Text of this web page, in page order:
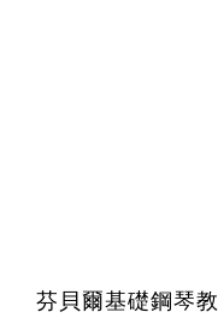
芬貝爾基礎鋼琴